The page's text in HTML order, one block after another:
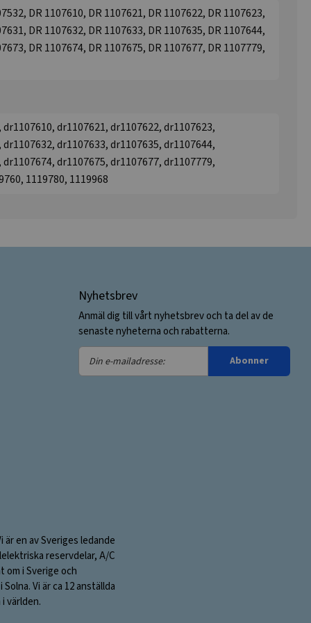
DR 1107610, DR 1107621, DR 1107622, DR 1107623,
DR 1107632, DR 1107633, DR 1107635, DR 1107644,
DR 1107674, DR 1107675, DR 1107677, DR 1107779,
dr1107621, dr1107622, dr1107623,
dr1107633, dr1107635, dr1107644,
dr1107675, dr1107677, dr1107779,
1119780, 1119968
Nyhetsbrev
Anmäl dig till vårt nyhetsbrev och ta del av de
senaste nyheterna och rabatterna.
Din
e-
Abonner
en av Sveriges ledande
reservdelar, A/C
om i Sverige och
Vi är ca 12 anställda
världen.